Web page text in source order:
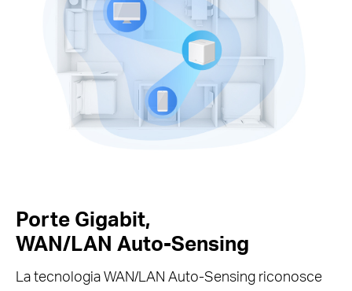
Porte Gigabit,
WAN/LAN Auto-Sensing
La tecnologia WAN/LAN Auto-Sensing riconosce